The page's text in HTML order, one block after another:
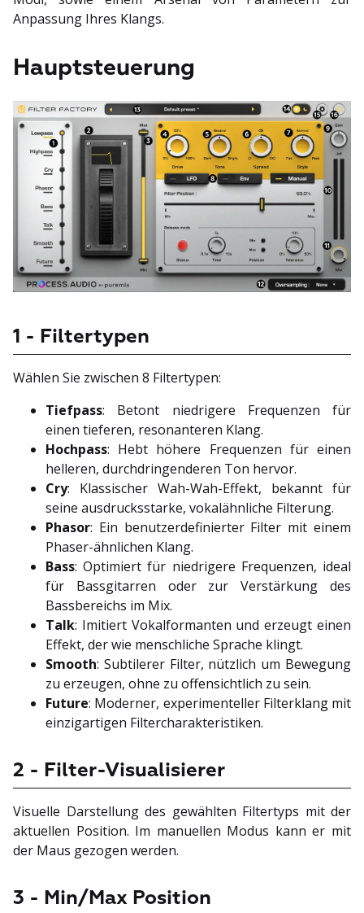
Anpassung Ihres Klangs.
Hauptsteuerung
1 - Filtertypen
Wählen Sie zwischen 8 Filtertypen:
Tiefpass: Betont niedrigere Frequenzen für
einen tieferen, resonanteren Klang.
Hochpass: Hebt höhere Frequenzen für einen
helleren, durchdringenderen Ton hervor.
Cry: Klassischer Wah-Wah-Effekt, bekannt für
seine ausdrucksstarke, vokalähnliche Filterung.
Phasor: Ein benutzerdefinierter Filter mit einem
Phaser-ähnlichen Klang.
Bass: Optimiert für niedrigere Frequenzen, ideal
für Bassgitarren oder zur Verstärkung des
Bassbereichs im Mix.
Talk: Imitiert Vokalformanten und erzeugt einen
Effekt, der wie menschliche Sprache klingt.
Smooth: Subtilerer Filter, nützlich um Bewegung
zu erzeugen, ohne zu offensichtlich zu sein.
Future: Moderner, experimenteller Filterklang mit
einzigartigen Filtercharakteristiken.
2 - Filter-Visualisierer
Visuelle Darstellung des gewählten Filtertyps mit der
aktuellen Position. Im manuellen Modus kann er mit
der Maus gezogen werden.
3 - Min/Max Position